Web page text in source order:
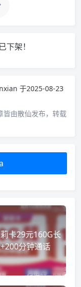
架！
于2025-08-23
皆由散仙发布，转载
卡29元160G长
分钟通话